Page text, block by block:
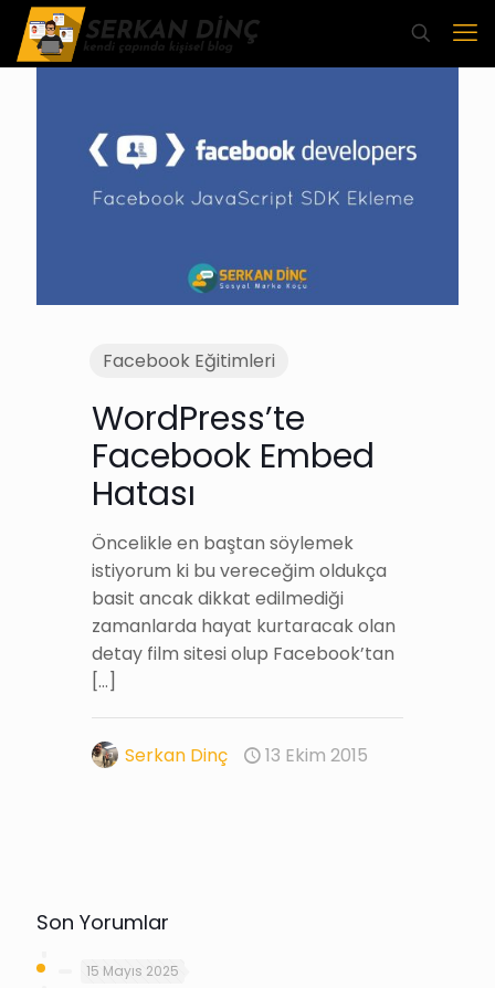
Facebook Eğitimleri
WordPress’te
Facebook Embed
Hatası
Öncelikle en baştan söylemek
istiyorum ki bu vereceğim oldukça
basit ancak dikkat edilmediği
zamanlarda hayat kurtaracak olan
detay film sitesi olup Facebook’tan
[…]
Serkan Dinç 13 Ekim 2015
Son Yorumlar
15 Mayıs 2025